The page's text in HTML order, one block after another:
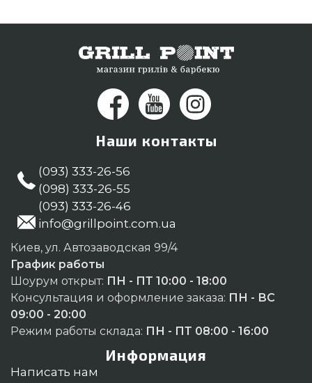
города: Бердянск, Мелитополь, Житомир
Наши контакты
(093) 333-26-56
(098) 333-26-55
(093) 333-26-46
info@grillpoint.com.ua
Киев, ул. Автозаводская 99/4
График работы
Шоурум открыт: ПН - ПТ 10:00 - 18:00
Консультация и оформление заказа: ПН - ВС
09:00 - 20:00
Режим работы склада: ПН - ПТ 08:00 - 16:00
Информация
Написать нам